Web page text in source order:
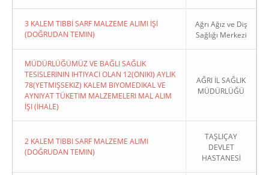
3 KALEM TIBBİ SARF MALZEME ALIMI İŞİ
(DOĞRUDAN TEMIN)
Ağrı Ağız ve Diş
Sağlığı Merkezi
MÜDÜRLÜĞÜMÜZ VE BAĞLI SAĞLIK
TESISLERININ IHTIYACI OLAN 12(ONIKI) AYLIK
78(YETMIŞSEKIZ) KALEM BIYOMEDIKAL VE
AYNIYAT TÜKETIM MALZEMELERI MAL ALIM
İŞI (İHALE)
AĞRI İL SAĞLIK
MÜDÜRLÜĞÜ
2 KALEM TIBBI SARF MALZEME ALIMI
(DOĞRUDAN TEMIN)
TAŞLIÇAY
DEVLET
HASTANESİ